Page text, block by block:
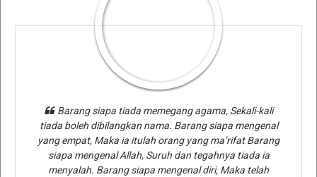
Barang siapa tiada memegang agama, Sekali-kali
tiada boleh dibilangkan nama. Barang siapa mengenal
yang empat, Maka ia itulah orang yang ma’rifat Barang
siapa mengenal Allah, Suruh dan tegahnya tiada ia
menyalah. Barang siapa mengenal diri, Maka telah